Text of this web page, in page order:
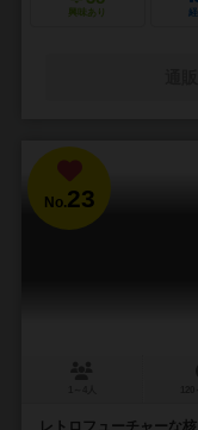
興味あり
No.23
レトロフューチャーな